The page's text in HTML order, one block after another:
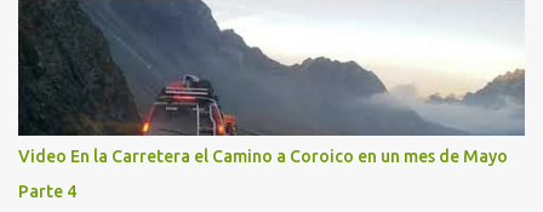
Video En la Carretera el Camino a Coroico en un mes de Mayo
Parte 4